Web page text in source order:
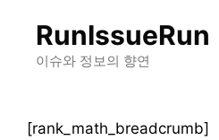
RunIssueRun
이슈와 정보의 향연
[rank_math_breadcrumb]